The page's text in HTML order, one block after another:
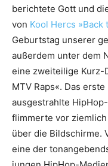
berichtete Gott und
von Kool Hercs »Back
Geburtstag unserer
außerdem unter dem
eine zweiteilige Kurz-
MTV Raps«. Das
ausgestrahlte
flimmerte vor
über die Bildschirme.
eine der